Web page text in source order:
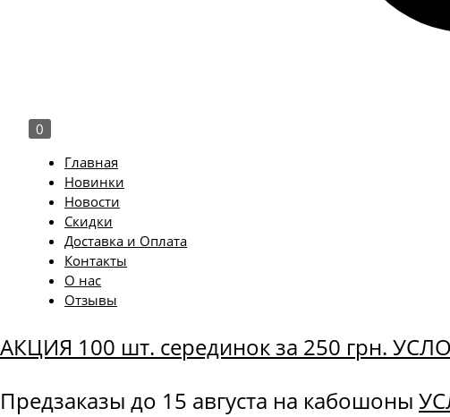
0
Главная
Новинки
Новости
Скидки
Доставка и Оплата
Контакты
О нас
Отзывы
АКЦИЯ 100 шт. серединок за 250 грн.
Предзаказы до 15 августа на кабошоны